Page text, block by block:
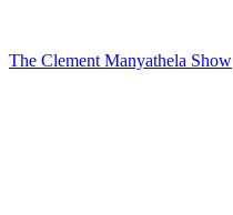
The Clement Manyathela Show